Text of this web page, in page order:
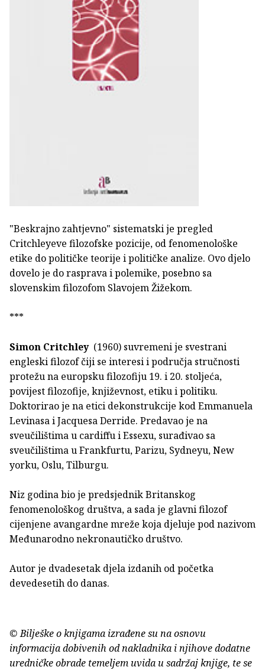
"Beskrajno zahtjevno" sistematski je pregled
Critchleyeve filozofske pozicije, od fenomenološke
etike do političke teorije i političke analize. Ovo djelo
dovelo je do rasprava i polemike, posebno sa
slovenskim filozofom Slavojem Žižekom.
***
Simon Critchley(1960) suvremeni je svestrani
engleski filozof čiji se interesi i područja stručnosti
protežu na europsku filozofiju 19. i 20. stoljeća,
povijest filozofije, književnost, etiku i politiku.
Doktorirao je na etici dekonstrukcije kod Emmanuela
Levinasa i Jacquesa Derride. Predavao je na
sveučilištima u cardiffu i Essexu, surađivao sa
sveučilištima u Frankfurtu, Parizu, Sydneyu, New
yorku, Oslu, Tilburgu.
Niz godina bio je predsjednik Britanskog
fenomenološkog društva, a sada je glavni filozof
cijenjene avangardne mreže koja djeluje pod nazivom
Međunarodno nekronautičko društvo.
Autor je dvadesetak djela izdanih od početka
devedesetih do danas.
© Bilješke o knjigama izrađene su na osnovu
informacija dobivenih od nakladnika i njihove dodatne
uredničke obrade temeljem uvida u sadržaj knjige, te se